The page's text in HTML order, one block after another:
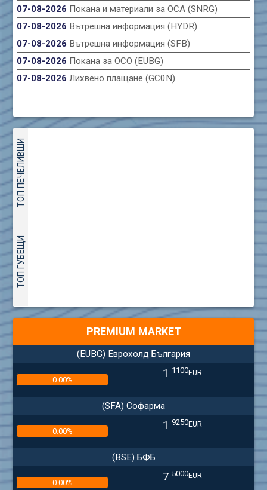
07-08-2026 Покана и материали за ОСА (SNRG)
07-08-2026 Вътрешна информация (HYDR)
07-08-2026 Вътрешна информация (SFB)
07-08-2026 Покана за ОСО (EUBG)
07-08-2026Лихвено плащане (GC0N)
ТОП ПЕЧЕЛИВШИ
ТОП ГУБЕЩИ
PREMIUM MARKET
(EUBG) Еврохолд България
0.00% 1 1100EUR
(SFA) Софарма
0.00% 1 9250EUR
(BSE) БФБ
0.00% 7 5000EUR